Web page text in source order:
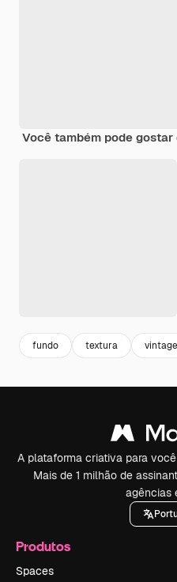
Você também pode
fundo textura vintage
A plataforma criativa para
Mais de 1 milhão de
agências
Produtos
Spaces